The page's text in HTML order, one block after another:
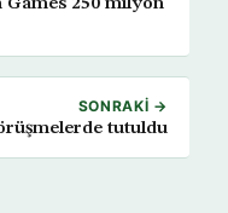
SONRAKI →
tutuldu